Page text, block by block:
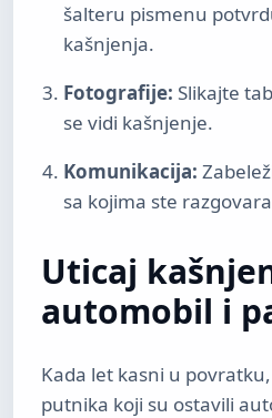
šalteru pismenu
kašnjenja.
Fotografije: Slikajte
se vidi kašnjenje.
Komunikacija:
sa kojima ste
Uticaj
automobil i
Kada let kasni u
putnika koji su ostavili